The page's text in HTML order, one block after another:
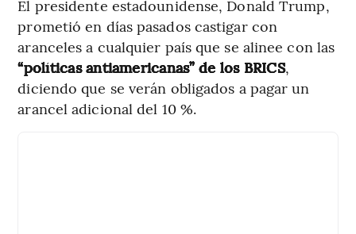
El presidente estadounidense, Donald Trump,
prometió en días pasados castigar con
aranceles a cualquier país que se alinee con las
“políticas antiamericanas” de los BRICS,
diciendo que se verán obligados a pagar un
arancel adicional del 10 %.